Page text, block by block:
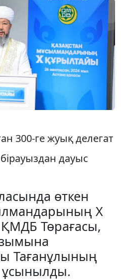
300-ге жуық делегат
дауыс
өткен
Х
Төрағасы,
Тағанұлының
ұсынылды.